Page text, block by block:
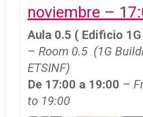
noviembre –
Aula 0.5 ( Edificio 1G
– Room 0.5 (1G
ETSINF)
De 17:00 a 19:00 –
to 19:00